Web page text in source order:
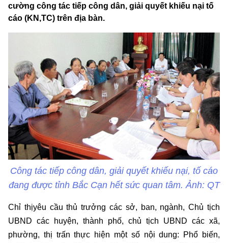
cường công tác tiếp công dân, giải quyết khiếu nại tố
cáo (KN,TC) trên địa bàn.
Công tác tiếp công dân, giải quyết khiếu nại, tố cáo
đang được tỉnh Bắc Cạn hết sức quan tâm. Ảnh: QT
Chỉ thịyêu cầu thủ trưởng các sở, ban, ngành, Chủ tịch
UBND các huyện, thành phố, chủ tịch UBND các xã,
phường, thị trấn thực hiện một số nội dung: Phổ biến,